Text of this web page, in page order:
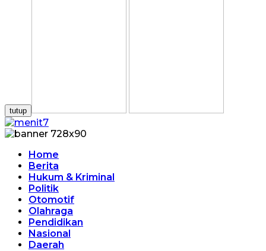
tutup
Home
Berita
Hukum & Kriminal
Politik
Otomotif
Olahraga
Pendidikan
Nasional
Daerah